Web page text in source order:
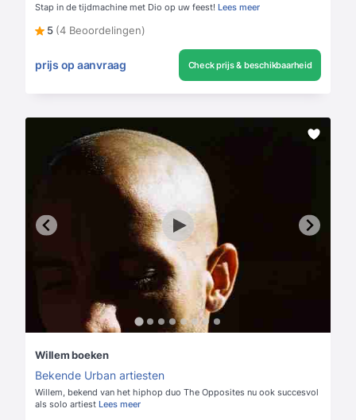
Stap in de tijdmachine met Dio op uw feest! Lees meer
5 (4 Beoordelingen)
prijs op aanvraag Check prijs & beschikbaarheid
Willem boeken
Bekende Urban artiesten
Willem, bekend van het hiphop duo The Opposites nu ook succesvol
als solo artiest Lees meer